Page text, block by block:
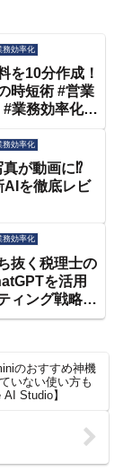
務効率化
を10分作成！
時短術 #営業
#業務効率化 #
AI
務効率化
が動画に⁉
を徹底レビ
務効率化
抜く税理士の
を活用
ィング戦略立
のおすすめ神機
いない使い方も
Studio】